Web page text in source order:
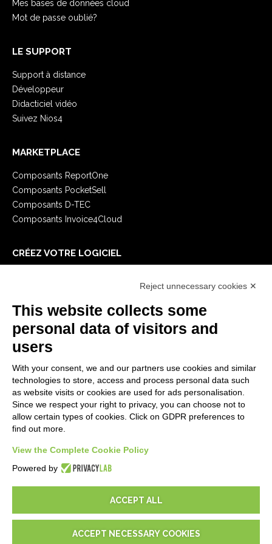
Mes bases de données cloud
Mot de passe oublié?
LE SUPPORT
Support à distance
Développeur
Didacticiel vidéo
Suivez Nios4
MARKETPLACE
Composants ReportOne
Composants PocketSell
Composants D-TEC
Composants Invoice4Cloud
CRÉEZ VOTRE LOGICIEL
E-Book
MENTIONS LÉGALES
Politiques de confidentialité
Security Policy
Documentation contractuelle et RGPD
Conditions générales de livraison
Conditions du service d'assistance
Paramètres cookie
Reject unnecessary cookies ✕
This website collects some
personal data of visitors and
users
With your consent, we and our partners use cookies and similar
technologies to store, access and process personal data such
as website visits or cookies are used for ads personalisation.
Since we respect your right to privacy, you can choose not to
allow certain types of cookies. Click on GDPR preferences to
find out more.
View the Complete Cookie Policy
Powered by
ACCEPT ALL
ACCEPT NECESSARY COOKIES